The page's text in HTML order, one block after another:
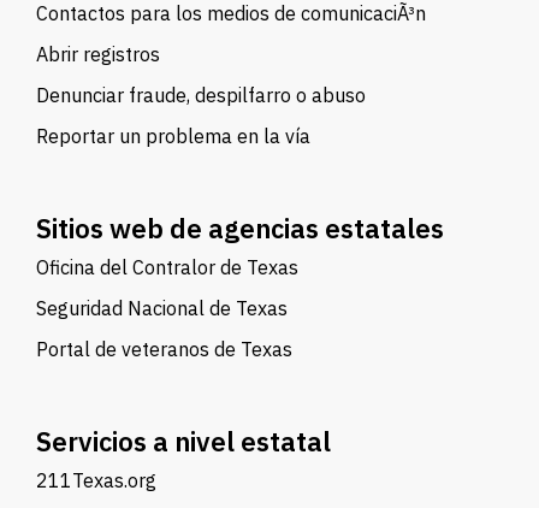
Contactos para los medios de comunicaciÃ³n
Abrir registros
Denunciar fraude, despilfarro o abuso
Reportar un problema en la vía
Sitios web de agencias estatales
Oficina del Contralor de Texas
Seguridad Nacional de Texas
Portal de veteranos de Texas
Servicios a nivel estatal
211Texas.org